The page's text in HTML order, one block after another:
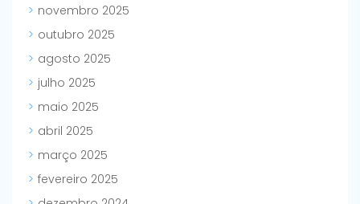
novembro 2025
outubro 2025
agosto 2025
julho 2025
maio 2025
abril 2025
março 2025
fevereiro 2025